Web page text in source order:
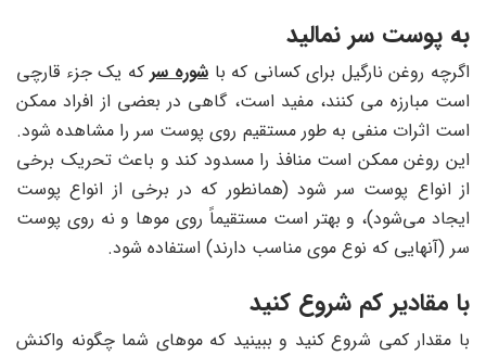
به پوست سر نمالید
اگرچه روغن نارگیل برای کسانی که باشوره سرکه یک جزء قارچی
است مبارزه می کنند، مفید است، گاهی در بعضی از افراد ممکن
است اثرات منفی به طور مستقیم روی پوست سر را مشاهده شود.
این روغن ممکن است منافذ را مسدود کند و باعث تحریک برخی
از انواع پوست سر شود (همانطور که در برخی از انواع پوست
ایجاد می‌شود)، و بهتر است مستقیماً روی موها و نه روی پوست
سر (آنهایی که نوع موی مناسب دارند) استفاده شود.
با مقادیر کم شروع کنید
با مقدار کمی شروع کنید و ببینید که موهای شما چگونه واکنش